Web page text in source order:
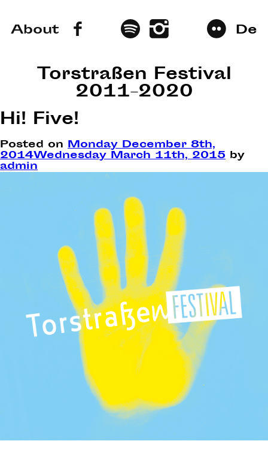
About De
Torstraßen Festival
2011–2020
Hi! Five!
Posted on Monday December 8th,
2014Wednesday March 11th, 2015 by
admin